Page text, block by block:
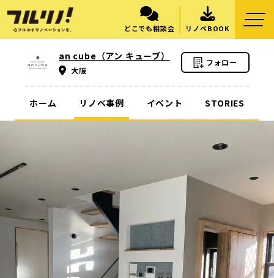
どこでも相談会 リノベBOOK
an cube（アン キューブ）
大阪
フォロー
ホーム リノベ事例 イベント STORIES